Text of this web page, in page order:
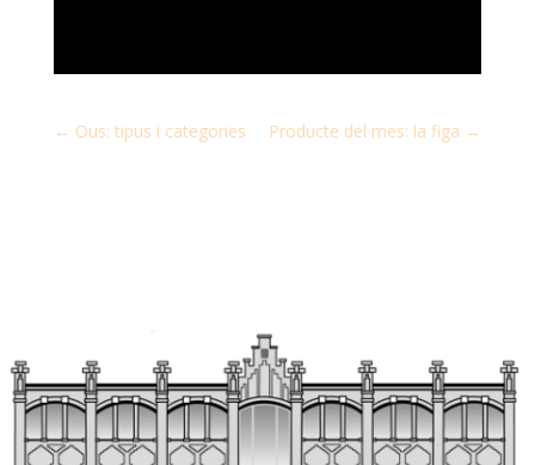
← Ous: tipus i categories Producte del mes: la figa →